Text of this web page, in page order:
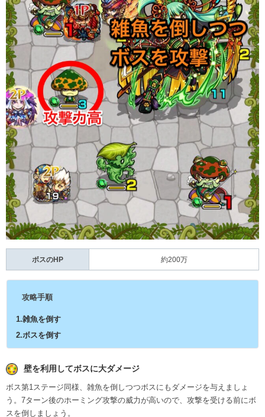
ボスのHP 約200万
攻略手順
1.雑魚を倒す
2.ボスを倒す
壁を利用してボスに大ダメージ
ボス第1ステージ同様、雑魚を倒しつつボスにもダメージを与えましょ
う。7ターン後のホーミング攻撃の威力が高いので、攻撃を受ける前にボ
スを倒しましょう。